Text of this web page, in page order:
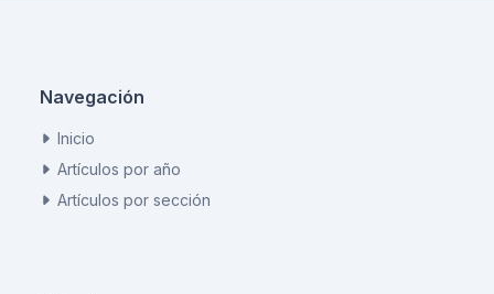
Navegación
Inicio
Artículos por año
Artículos por sección